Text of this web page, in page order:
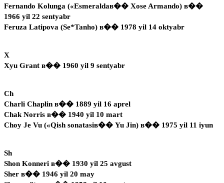
Fernando Kolunga («Esmeraldaв�� Xose Armando) в��
1966 yil 22 sentyabr
Feruza Latipova (Se*Tanho) в�� 1978 yil 14 oktyabr
X
Xyu Grant в�� 1960 yil 9 sentyabr
Ch
Charli Chaplin в�� 1889 yil 16 aprel
Chak Norris в�� 1940 yil 10 mart
Choy Je Vu («Qish sonatasiв�� Yu Jin) в�� 1975 yil 11 iyun
Sh
Shon Konneri в�� 1930 yil 25 avgust
Sher в�� 1946 yil 20 may